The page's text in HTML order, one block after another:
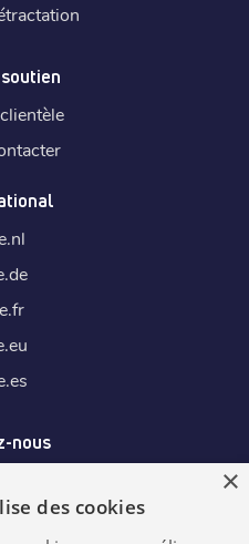
nl
de
fr
eu
es
nous
×
des cookies